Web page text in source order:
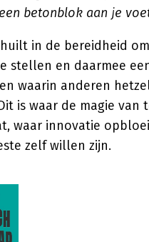
betonblok aan je
in de bereidheid
stellen en daarmee
waarin anderen
is waar de magie van
waar innovatie
zelf willen zijn.